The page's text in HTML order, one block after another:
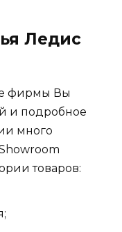
Ледис
фирмы Вы
и подробное
много
товаров: